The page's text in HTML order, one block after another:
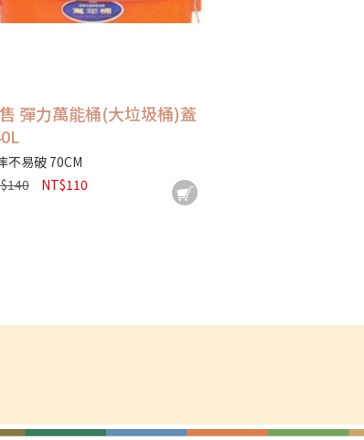
彈力萬能桶(大垃圾桶)蓋
不易破 70CM
NT$110